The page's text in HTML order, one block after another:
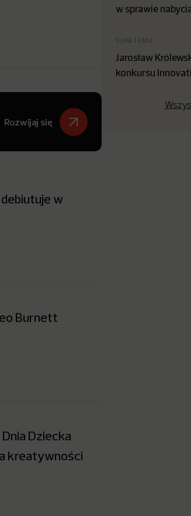
Rozwijaj się
w
Burnett
Dziecka
kreatywności
w sprawie
5 DNI TEMU
Jarosław
konkursu